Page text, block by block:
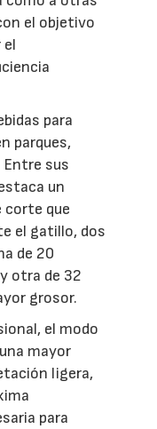
el objetivo
el
para
parques,
sus
un
corte que
el gatillo, dos
de 20
otra de 32
grosor.
el modo
mayor
ligera,
para